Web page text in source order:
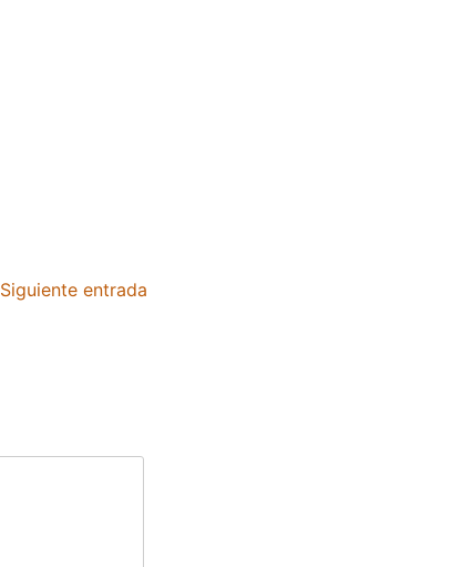
Siguiente entrada